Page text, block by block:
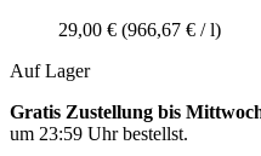
29,00 € (966,67 € / l)
Auf Lager
Gratis Zustellung bis
um 23:59 Uhrbestellst.